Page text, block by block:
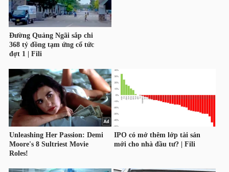
CHĂM
SÓC
SỨC
KHỎE
TÀI
CHÍNH